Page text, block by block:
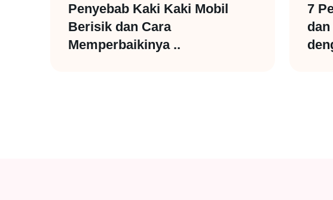
Penyebab Kaki Kaki Mobil
Berisik dan Cara
Memperbaikinya ..
7